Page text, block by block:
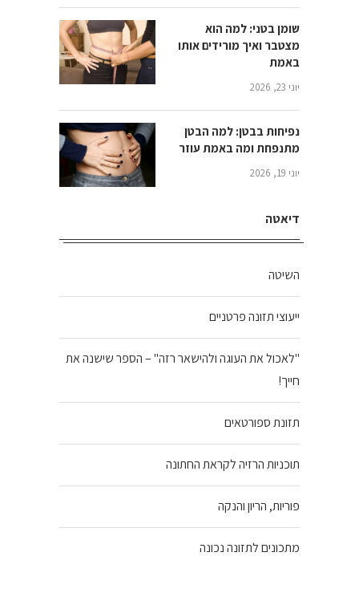
שומן בטני: למה הוא
מצטבר ואיך מורידים אותו
באמת
יוני 23, 2026
נפיחות בבטן: למה הבטן
מתנפחת ומה באמת עוזר
יוני 19, 2026
דיאטה
השיטה
ייעוצי תזונה פרטניים
"לאכול את העוגה ולהישאר רזה" – הספר שישנה את
חייך!
תזונת ספורטאים
תוכניות הרזיה לקראת החתונה
פוריות, הריון והנקה
מתכונים לתזונה נכונה